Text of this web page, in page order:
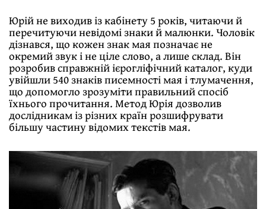
Юрій не виходив із кабінету 5 років, читаючи й
перечитуючи невідомі знаки й малюнки. Чоловік
дізнався, що кожен знак мая позначає не
окремий звук і не ціле слово, а лише склад. Він
розробив справжній ієрогліфічний каталог, куди
увійшли 540 знаків писемності мая і тлумачення,
що допомогло зрозуміти правильний спосіб
їхнього прочитання. Метод Юрія дозволив
дослідникам із різних країн розшифрувати
більшу частину відомих текстів мая.